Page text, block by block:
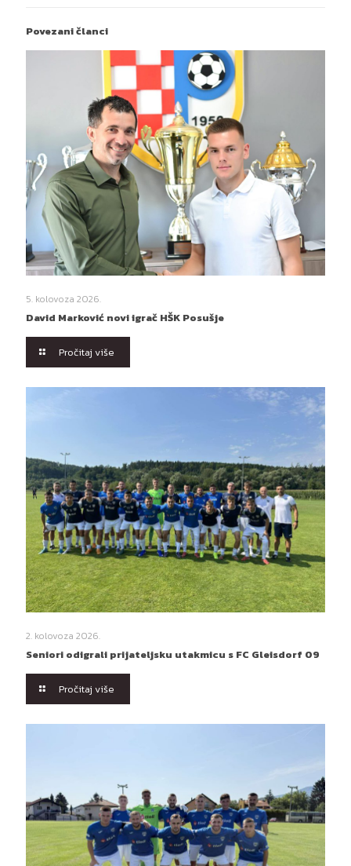
Povezani članci
5. kolovoza 2026.
David Marković novi igrač HŠK Posušje
Pročitaj više
2. kolovoza 2026.
Seniori odigrali prijateljsku utakmicu s FC Gleisdorf 09
Pročitaj više